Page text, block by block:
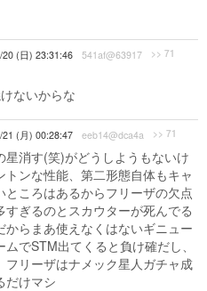
20 (日) 23:31:46 541af@63917 >> 71
ないからな
21 (月) 00:28:47 eeb14@dca4a >> 71
星消す(笑)がどうしようもないけ
トンな性能、第二形態自体もキャ
ところはあるからフリーザの欠点
ぎるのとスカウターが死んでる
らまあ使えなくはないギニュー
でSTM出てくると負け確だし、
フリーザはナメック星人ガチャ成
だけマシ